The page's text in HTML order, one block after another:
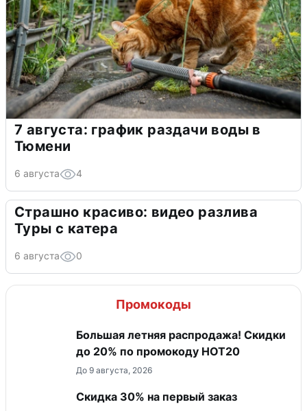
7 августа: график раздачи воды в
Тюмени
6 августа 4
Страшно красиво: видео разлива
Туры с катера
6 августа 0
Промокоды
Большая летняя распродажа! Скидки
до 20% по промокоду HOT20
До 9 августа, 2026
Скидка 30% на первый заказ